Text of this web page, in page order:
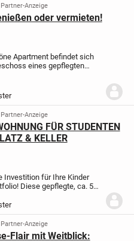
Partner-Anzeige
oder vermieten!
Apartment befindet sich
eines gepflegten
Die Eigentumswohnung hat
Partner-Anzeige
FÜR STUDENTEN
& KELLER
Investition für Ihre Kinder
Diese gepflegte, ca. 50
in Münster bietet
aus
Wohnen und...
Partner-Anzeige
Flair mit Weitblick: